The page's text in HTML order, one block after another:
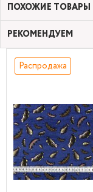
ПОХОЖИЕ ТОВАРЫ
РЕКОМЕНДУЕМ
Распродажа